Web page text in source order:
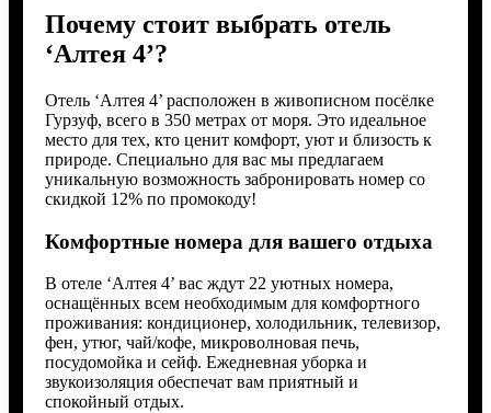
Почему стоит выбрать отель
‘Алтея 4’?
Отель ‘Алтея 4’ расположен в живописном посёлке
Гурзуф, всего в 350 метрах от моря. Это идеальное
место для тех, кто ценит комфорт, уют и близость к
природе. Специально для вас мы предлагаем
уникальную возможность забронировать номер со
скидкой 12% по промокоду!
Комфортные номера для вашего отдыха
В отеле ‘Алтея 4’ вас ждут 22 уютных номера,
оснащённых всем необходимым для комфортного
проживания: кондиционер, холодильник, телевизор,
фен, утюг, чай/кофе, микроволновая печь,
посудомойка и сейф. Ежедневная уборка и
звукоизоляция обеспечат вам приятный и
спокойный отдых.